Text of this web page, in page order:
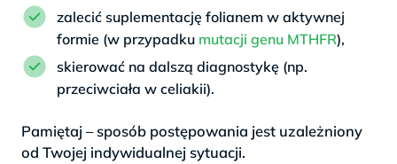
zalecić suplementację folianem w aktywnej
formie (w przypadku mutacji genu MTHFR),
skierować na dalszą diagnostykę (np.
przeciwciała w celiakii).
Pamiętaj – sposób postępowania jest uzależniony
od Twojej indywidualnej sytuacji.